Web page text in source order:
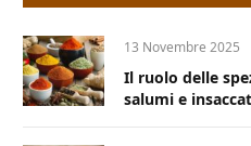
13 Novembre 2025
Il ruolo delle
salumi e